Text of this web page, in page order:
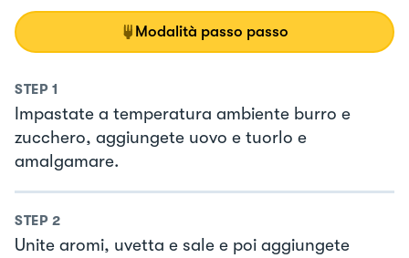
Modalità passo passo
STEP 1
Impastate a temperatura ambiente burro e
zucchero, aggiungete uovo e tuorlo e
amalgamare.
STEP 2
Unite aromi, uvetta e sale e poi aggiungete